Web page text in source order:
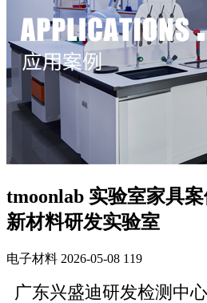
tmoonlab 实验室家具
新材料研发实验室
电子材料 2026-05-08 119
广东兴盛迪研发检测中